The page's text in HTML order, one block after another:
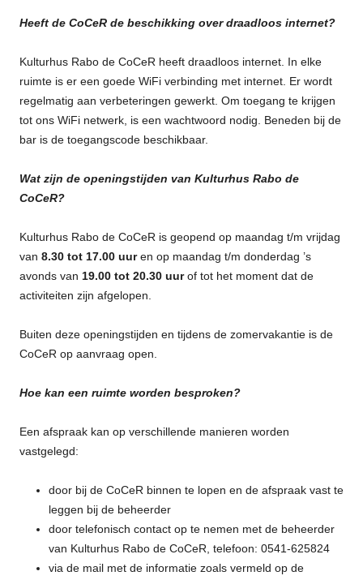
Heeft de CoCeR de beschikking over draadloos internet?
Kulturhus Rabo de CoCeR heeft draadloos internet. In elke
ruimte is er een goede WiFi verbinding met internet. Er wordt
regelmatig aan verbeteringen gewerkt. Om toegang te krijgen
tot ons WiFi netwerk, is een wachtwoord nodig. Beneden bij de
bar is de toegangscode beschikbaar.
Wat zijn de openingstijden van Kulturhus Rabo de
CoCeR?
Kulturhus Rabo de CoCeR is geopend op maandag t/m vrijdag
van 8.30 tot 17.00 uuren op maandag t/m donderdag ’s
avonds van 19.00 tot 20.30 uurof tot het moment dat de
activiteiten zijn afgelopen.
Buiten deze openingstijden en tijdens de zomervakantie is de
CoCeR op aanvraag open.
Hoe kan een ruimte worden besproken?
Een afspraak kan op verschillende manieren worden
vastgelegd:
door bij de CoCeR binnen te lopen en de afspraak vast te
leggen bij de beheerder
door telefonisch contact op te nemen met de beheerder
van Kulturhus Rabo de CoCeR, telefoon: 0541-625824
via de mail met de informatie zoals vermeld op de